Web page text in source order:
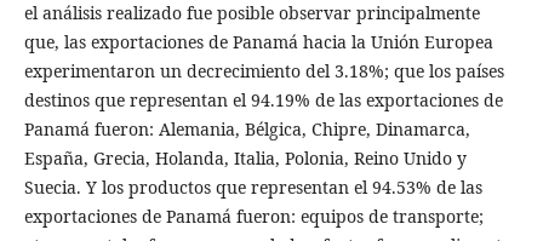
el análisis realizado fue posible observar principalmente
que, las exportaciones de Panamá hacia la Unión Europea
experimentaron un decrecimiento del 3.18%; que los países
destinos que representan el 94.19% de las exportaciones de
Panamá fueron: Alemania, Bélgica, Chipre, Dinamarca,
España, Grecia, Holanda, Italia, Polonia, Reino Unido y
Suecia. Y los productos que representan el 94.53% de las
exportaciones de Panamá fueron: equipos de transporte;